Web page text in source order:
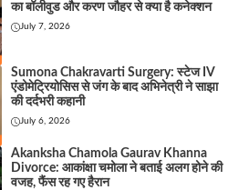
का बॉलीवुड और करण जौहर से क्या है कनेक्शन
July 7, 2026
Sumona Chakravarti Surgery: स्टेज IV
एंडोमेट्रियोसिस से जंग के बाद अभिनेत्री ने साझा
की दर्दभरी कहानी
July 6, 2026
Akanksha Chamola Gaurav Khanna
Divorce: आकांक्षा चमोला ने बताई अलग होने की
वजह, फैंस रह गए हैरान